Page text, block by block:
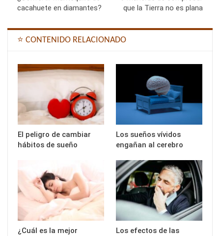
cacahuete en diamantes?
que la Tierra no es plana
⭐ CONTENIDO RELACIONADO
El peligro de cambiar
hábitos de sueño
Los sueños vívidos
engañan al cerebro
¿Cuál es la mejor
Los efectos de las